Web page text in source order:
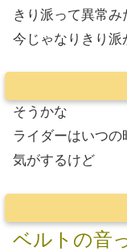
きり派って異常
今じゃなりきり
そうかな
ライダーはいつ
気がするけど
ベルトの音